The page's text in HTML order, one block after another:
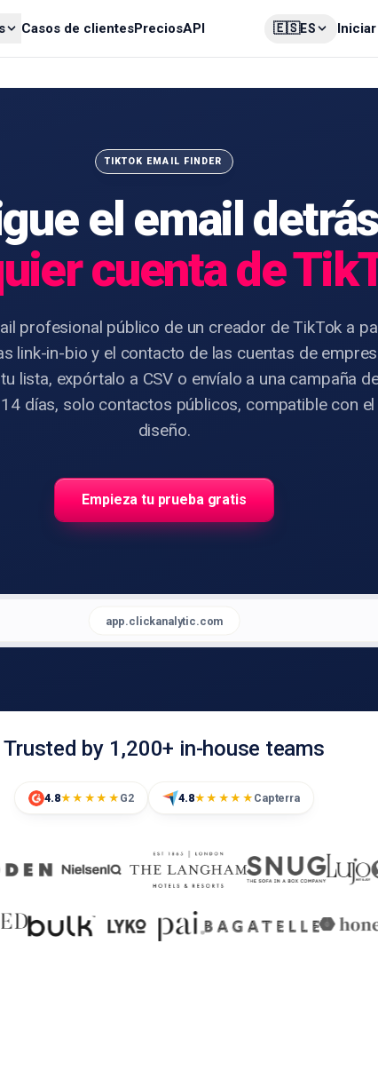
Casos de clientesPreciosAPI 🇪🇸ES
TIKTOK EMAIL FINDER
el email
cuenta de
profesional público de un creador de TikTok a
link-in-bio y el contacto de las cuentas de
lista, expórtalo a CSV o envíalo a una campaña
días, solo contactos públicos, compatible con el
diseño.
Empieza tu prueba gratis
app.clickanalytic.com
Trusted by 1,200+ in-house teams
4.8★★★★★ G2 4.8★★★★★ Capterra